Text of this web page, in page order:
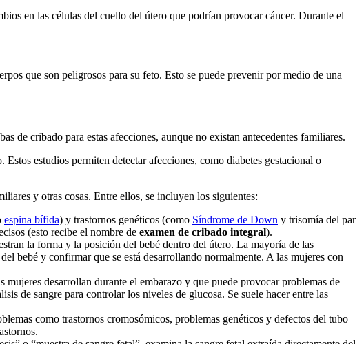
en las células del cuello del útero que podrían provocar cáncer. Durante el
que son peligrosos para su feto. Esto se puede prevenir por medio de una
de cribado para estas afecciones, aunque no existan antecedentes familiares.
estudios permiten detectar afecciones, como diabetes gestacional o
y otras cosas. Entre ellos, se incluyen los siguientes:
espina bífida) y trastornos genéticos (como Síndrome de Down y trisomía del par
(esto recibe el nombre de examen de cribado integral).
la forma y la posición del bebé dentro del útero. La mayoría de las
bebé y confirmar que se está desarrollando normalmente. A las mujeres con
mujeres desarrollan durante el embarazo y que puede provocar problemas de
de sangre para controlar los niveles de glucosa. Se suele hacer entre las
como trastornos cromosómicos, problemas genéticos y defectos del tubo